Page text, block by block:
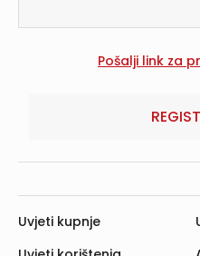
Uvjeti kupnje